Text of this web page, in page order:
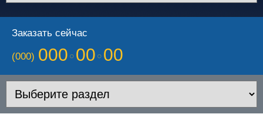
Заказать сейчас
(000) 000 00 00